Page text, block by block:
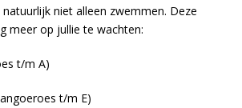
niet alleen zwemmen. Deze
meer op jullie te wachten:
t/m A)
t/m E)